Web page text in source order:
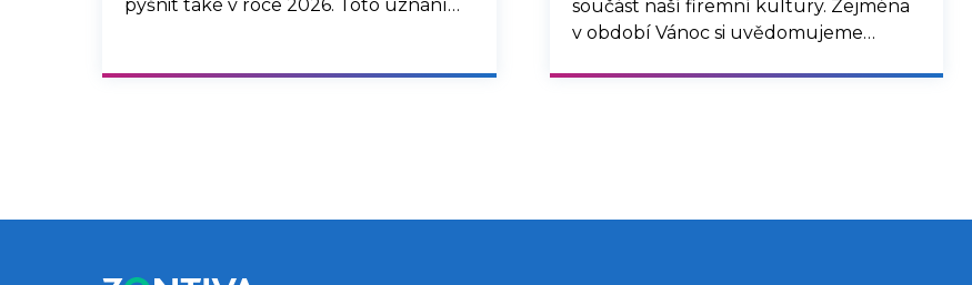
pyšnit také v roce 2026. Toto uznání
procesy a komunikace, společně se
součást naší firemní kultury. Zejména
v období Vánoc si uvědomujeme
materiální nouzi a onkologických